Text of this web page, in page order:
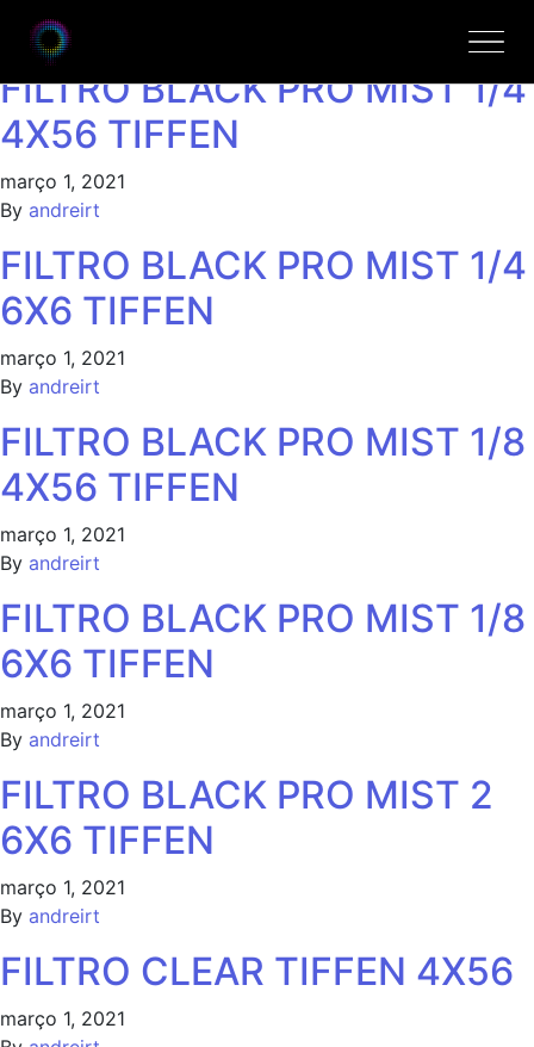
Marcas:
FILTRO BLACK PRO MIST 1/4
4X56 TIFFEN
março 1, 2021
By andreirt
FILTRO BLACK PRO MIST 1/4
6X6 TIFFEN
março 1, 2021
By andreirt
FILTRO BLACK PRO MIST 1/8
4X56 TIFFEN
março 1, 2021
By andreirt
FILTRO BLACK PRO MIST 1/8
6X6 TIFFEN
março 1, 2021
By andreirt
FILTRO BLACK PRO MIST 2
6X6 TIFFEN
março 1, 2021
By andreirt
FILTRO CLEAR TIFFEN 4X56
março 1, 2021